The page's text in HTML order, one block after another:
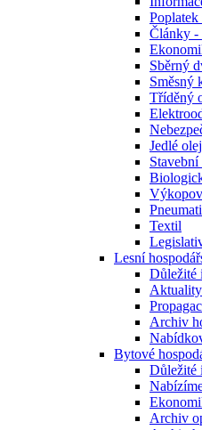
Poplatek
Články -
Sběrný
Směsný
Tříděný
Jedlé
Textil
Lesní
Důležité
Aktuality
Archiv
Bytové
Důležité
Archiv